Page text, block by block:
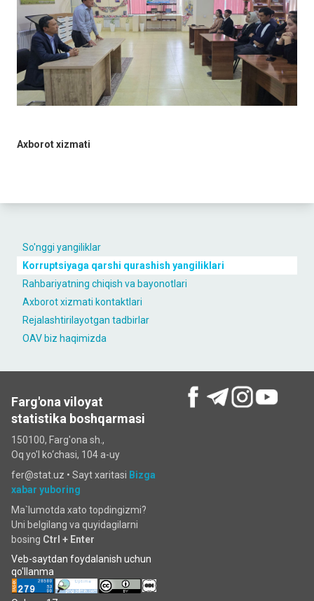
So'nggi yangiliklar
Korruptsiyaga qarshi qurashish yangiliklari
Rahbariyatning chiqish va bayonotlari
Axborot xizmati kontaktlari
Rejalashtirilayotgan tadbirlar
OAV biz haqimizda
Axborot xizmati
Farg'ona viloyat
statistika boshqarmasi
150100, Farg'ona sh.,
Oq yo'l ko‘chаsi, 104 a-uy
fer@stat.uz • Sayt xaritasi Bizga
xabar yuboring
Ma`lumotda xato topdingizmi?
Uni belgilang va quyidagilarni
bosing Ctrl + Enter
Veb-saytdan foydalanish uchun
qo'llanma